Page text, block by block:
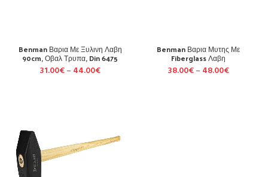
Benman Βαρια Με Ξυλινη Λαβη
90cm, Οβαλ Τρυπα, Din 6475
31.00€– 44.00€
Benman Βαρια Μυτης Με
Fiberglass Λαβη
38.00€– 48.00€